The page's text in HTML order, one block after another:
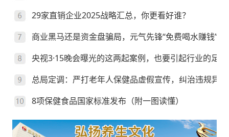
29家直销企业2025战略汇总，你更看好谁？
商业黑马还是资金盘骗局，元气先锋“免费喝水赚钱”靠
央视3·15晚会曝光的这两起案例，也要引起行业的足
总局定调：严打老年人保健品虚假宣传，纠治违规异
8项保健食品国家标准发布（附一图读懂）